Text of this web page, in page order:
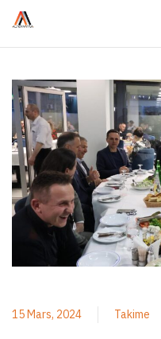
15 Mars, 2024 Takime